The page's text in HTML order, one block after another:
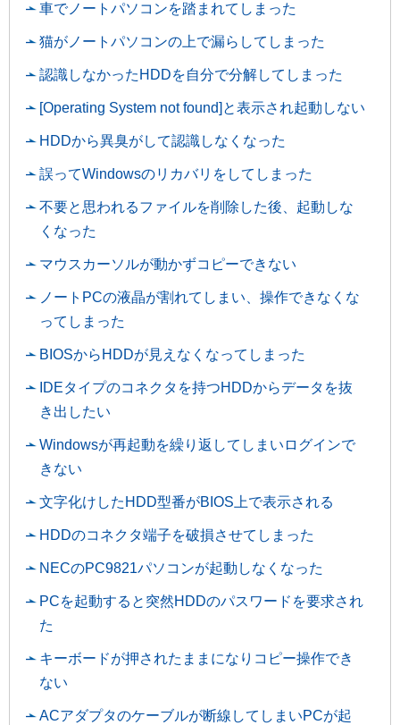
車でノートパソコンを踏まれてしまった
猫がノートパソコンの上で漏らしてしまった
認識しなかったHDDを自分で分解してしまった
[Operating System not found]と表示され起動しない
HDDから異臭がして認識しなくなった
誤ってWindowsのリカバリをしてしまった
不要と思われるファイルを削除した後、起動しな
くなった
マウスカーソルが動かずコピーできない
ノートPCの液晶が割れてしまい、操作できなくな
ってしまった
BIOSからHDDが見えなくなってしまった
IDEタイプのコネクタを持つHDDからデータを抜
き出したい
Windowsが再起動を繰り返してしまいログインで
きない
文字化けしたHDD型番がBIOS上で表示される
HDDのコネクタ端子を破損させてしまった
NECのPC9821パソコンが起動しなくなった
PCを起動すると突然HDDのパスワードを要求され
た
キーボードが押されたままになりコピー操作でき
ない
ACアダプタのケーブルが断線してしまいPCが起